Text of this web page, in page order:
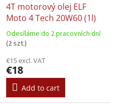
4T motorový olej ELF
Moto 4 Tech 20W60 (1l)
Odesíláme do 2 pracovních dní
(2 szt.)
€15 excl. VAT
€18
Add to cart